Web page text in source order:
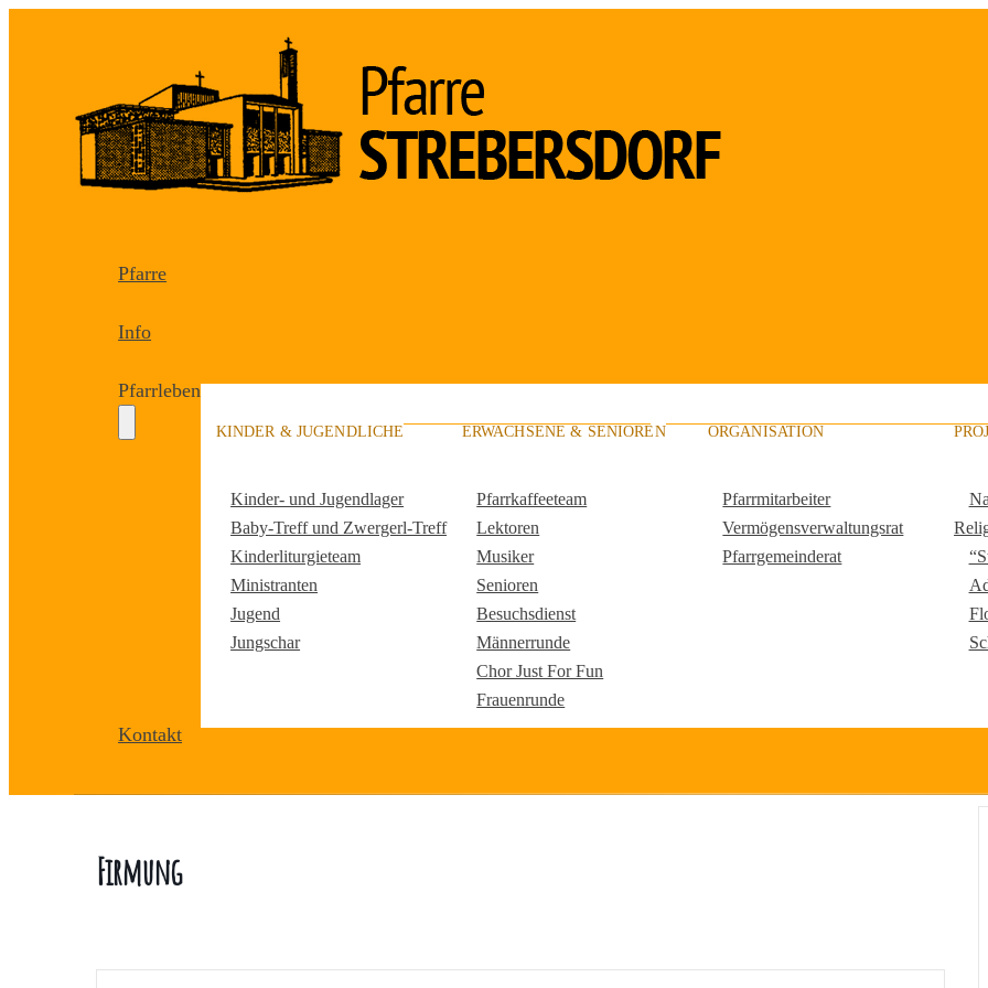
Pfarre
Info
Pfarrleben
KINDER & JUGENDLICHE
Kinder- und Jugendlager
Baby-Treff und Zwergerl-Treff
Kinderliturgieteam
Ministranten
Jugend
Jungschar
ERWACHSENE & SENIOREN
Pfarrkaffeeteam
Lektoren
Musiker
Senioren
Besuchsdienst
Männerrunde
Chor Just For Fun
Frauenrunde
ORGANISATION
Pfarrmitarbeiter
Vermögensverwaltungsrat
Pfarrgemeinderat
Kontakt
Firmung